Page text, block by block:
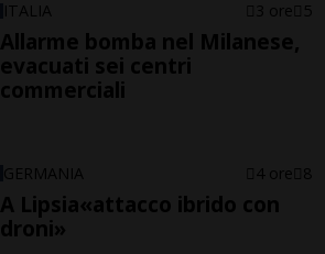
ITALIA 3 ore 5
Allarme bomba nel Milanese,
evacuati sei centri
commerciali
GERMANIA 4 ore 8
A Lipsia«attacco ibrido con
droni»